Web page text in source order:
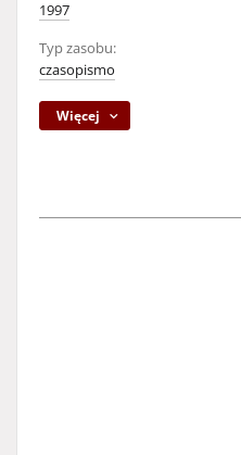
1997
Typ zasobu:
czasopismo
Więcej